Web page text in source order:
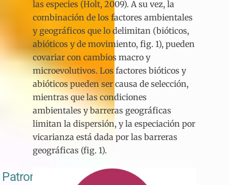
Patrones de riqueza
las especies (Holt, 2009). A su vez, la
combinación de los factores ambientales
y geográficos que lo delimitan (bióticos,
abióticos y de movimiento, fig. 1), pueden
covariar con cambios macro y
microevolutivos. Los factores bióticos y
abióticos pueden ser causa de selección,
mientras que las condiciones
ambientales y barreras geográficas
limitan la dispersión, y la especiación por
vicarianza está dada por las barreras
geográficas (fig. 1).